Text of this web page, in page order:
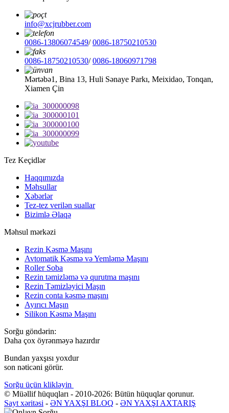
info@xcjrubber.com
0086-13806074549/0086-18750210530
0086-18750210530/0086-18060971798
Mərtəbə1, Bina 13, Huli Sənaye Parkı, Meixidao, Tonqan,
Xiamen Çin
Tez Keçidlər
Haqqımızda
Məhsullar
Xəbərlər
Tez-tez verilən suallar
Bizimlə Əlaqə
Məhsul mərkəzi
Rezin Kəsmə Maşını
Avtomatik Kəsmə və Yemləmə Maşını
Roller Soba
Rezin təmizləmə və qurutma maşını
Rezin Təmizləyici Maşın
Rezin conta kəsmə maşını
Ayırıcı Maşın
Silikon Kəsmə Maşını
Sorğu göndərin:
Daha çox öyrənməyə hazırdır
Bundan yaxşısı yoxdur
son nəticəni görür.
Sorğu üçün klikləyin
© Müəllif hüquqları - 2010-2026: Bütün hüquqlar qorunur.
Sayt xəritəsi - ƏN YAXŞI BLOQ - ƏN YAXŞI AXTARIŞ